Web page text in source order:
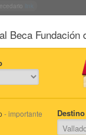
Beca Fundación
- importante Destino